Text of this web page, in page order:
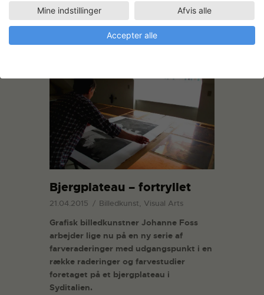
Bjergplateau – fortryllet
21.04.2015 Billedkunst, Visual Arts
Grafisk billedkunstner Johanne Foss
arbejder lige nu på en ny serie af
farveraderinger med udgangspunkt i en
række raderinger og farvestudier
foretaget på et bjergplateau i
Syditalien.
Mine indstillinger Afvis alle
Accepter alle